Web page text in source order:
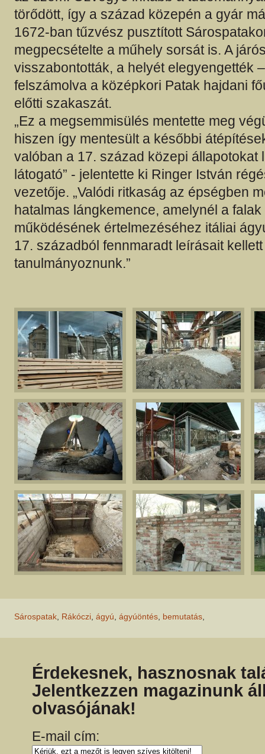
törődött, így a század közepén a gyár
1672-ban tűzvész pusztított
megpecsételte a műhely sorsát is. A
visszabontották, a helyét elegyengették
felszámolva a középkori Patak hajdani
előtti szakaszát.
„Ez a megsemmisülés mentette meg
hiszen így mentesült a későbbi
valóban a 17. század közepi állapotokat
látogató” - jelentette ki Ringer István
vezetője. „Valódi ritkaság az épségben
hatalmas lángkemence, amelynél a
működésének értelmezéséhez itáliai
17. századból fennmaradt leírásait kellett
tanulmányoznunk.”
Sárospatak, Rákóczi, ágyú, ágyúöntés, bemutatás,
Érdekesnek, hasznosnak
Jelentkezzen magazinunk
olvasójának!
E-mail cím: